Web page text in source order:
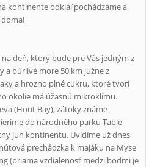
kontinente odkiaľ pochádzame a
doma!
deň, ktorý bude pre Vás jedným z
a búrlivé more 50 km južne z
a hrozno plné cukru, ktoré tvorí
okolie má úžasnú mikroklímu.
(Hout Bay), zátoky známe
do národného parku Table
juh kontinentu. Uvidíme už dnes
prechádzka k majáku na Myse
(priama vzdialenosť medzi bodmi je